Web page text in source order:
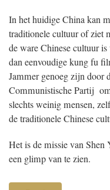
In het huidige China kan
traditionele cultuur of ziet
de ware Chinese cultuur
dan eenvoudige kung fu
Jammer genoeg zijn door
Communistische Partij
slechts weinig mensen,
de traditionele Chinese
Het is de missie van Shen
een glimp van te zien.